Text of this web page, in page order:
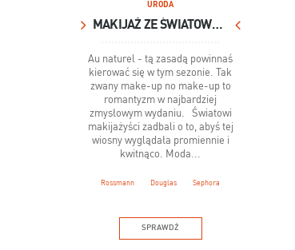
URODA
MAKIJAŻ ZE ŚWIATOWYCH WYBIEGÓW
Au naturel - tą zasadą powinnaś
kierować się w tym sezonie. Tak
zwany make-up no make-up to
romantyzm w najbardziej
zmysłowym wydaniu. Światowi
makijażyści zadbali o to, abyś tej
wiosny wyglądała promiennie i
kwitnąco. Moda...
Rossmann Douglas Sephora
SPRAWDŹ